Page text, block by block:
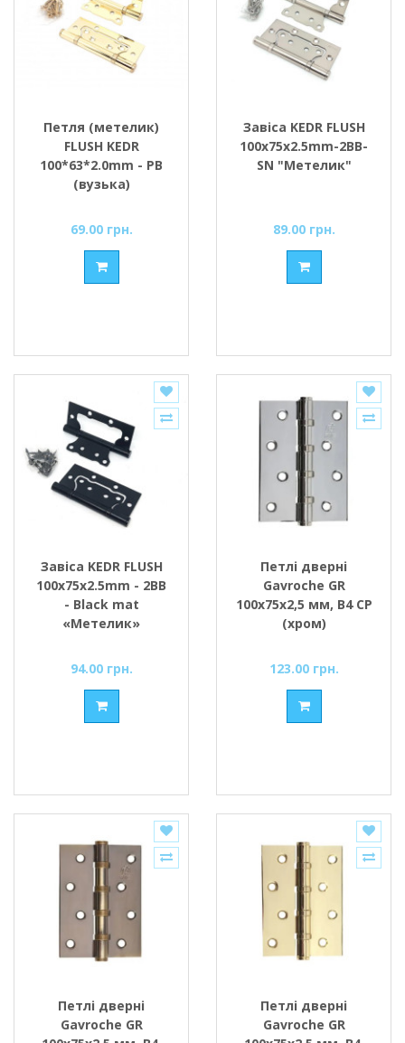
Петля (метелик)
FLUSH KEDR
100*63*2.0mm - PB
(вузька)
69.00 грн.
Завіса KEDR FLUSH
100x75x2.5mm-2BB-
SN "Метелик"
89.00 грн.
Завіса KEDR FLUSH
100x75x2.5mm - 2BB
- Black mat
«Метелик»
94.00 грн.
Петлі дверні
Gavroche GR
100x75x2,5 мм, B4 CP
(хром)
123.00 грн.
Петлі дверні
Gavroche GR
Петлі дверні
Gavroche GR